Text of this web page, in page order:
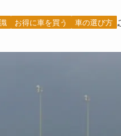
お得に車を買う 車の選び方